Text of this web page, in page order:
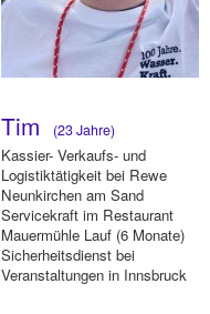
Tim (23 Jahre)
Kassier- Verkaufs- und
Logistiktätigkeit bei Rewe
Neunkirchen am Sand
Servicekraft im Restaurant
Mauermühle Lauf (6 Monate)
Sicherheitsdienst bei
Veranstaltungen in Innsbruck